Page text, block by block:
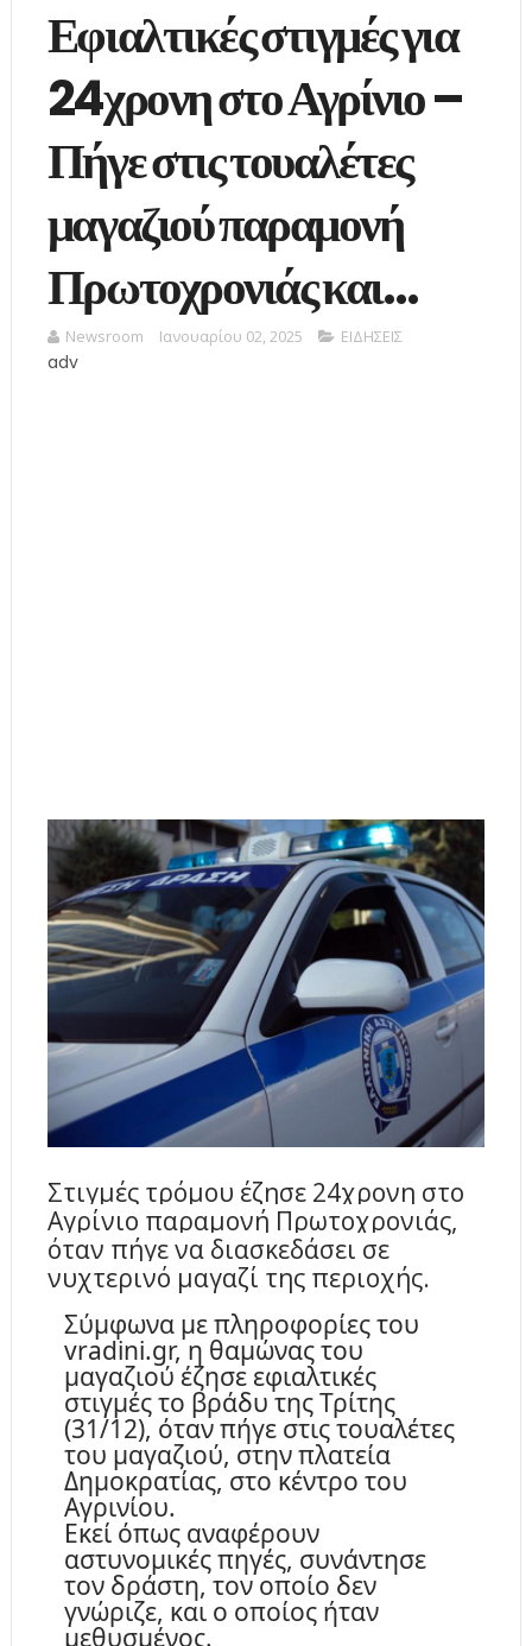
Εφιαλτικές στιγμές για
24χρονη στο Αγρίνιο –
Πήγε στις τουαλέτες
μαγαζιού παραμονή
Πρωτοχρονιάς και…
Newsroom Ιανουαρίου 02, 2025 ΕΙΔΗΣΕΙΣ
adv
Στιγμές τρόμου έζησε 24χρονη στο
Αγρίνιο παραμονή Πρωτοχρονιάς,
όταν πήγε να διασκεδάσει σε
νυχτερινό μαγαζί της περιοχής.
Σύμφωνα με πληροφορίες του
vradini.gr, η θαμώνας του
μαγαζιού έζησε εφιαλτικές
στιγμές το βράδυ της Τρίτης
(31/12), όταν πήγε στις τουαλέτες
του μαγαζιού, στην πλατεία
Δημοκρατίας, στο κέντρο του
Αγρινίου.
Εκεί όπως αναφέρουν
αστυνομικές πηγές, συνάντησε
τον δράστη, τον οποίο δεν
γνώριζε, και ο οποίος ήταν
μεθυσμένος.